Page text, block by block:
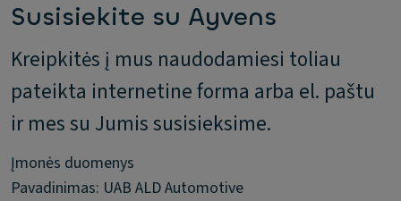
Susisiekite su Ayvens
Kreipkitės į mus naudodamiesi toliau
pateikta internetine forma arba el. paštu
ir mes su Jumis susisieksime.
Įmonės duomenys
Pavadinimas: UAB ALD Automotive